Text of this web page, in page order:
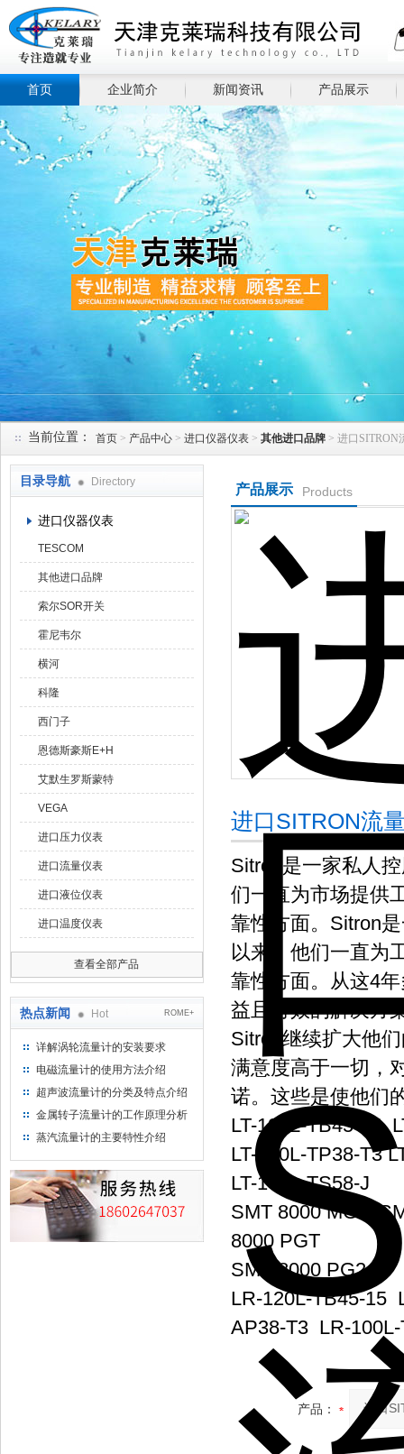
首页 企业简介 新闻资讯 产品展示
当前位置： 首页 > 产品中心 > 进口仪器仪表 > 其他进口品牌 > 进口SITRON
目录导航 Directory
进口仪器仪表
TESCOM
其他进口品牌
索尔SOR开关
霍尼韦尔
横河
科隆
西门子
恩德斯豪斯E+H
艾默生罗斯蒙特
VEGA
进口压力仪表
进口流量仪表
进口液位仪表
进口温度仪表
查看全部产品
热点新闻 Hot ROME+
详解涡轮流量计的安装要求
电磁流量计的使用方法介绍
超声波流量计的分类及特点介绍
金属转子流量计的工作原理分析
蒸汽流量计的主要特性介绍
产品展示 Products
进口SITRON流
Sitron是一家私人
们一直为市场提供
靠性方面。Sitron
以来，他们一直为
靠性方面。从这4
益且有效的解决方
Sitron继续扩大他
满意度高于一切，
诺。这些是使他们
LT-120L-TB45-15
LT-100L-TP38-T3
LT-100L-TS58-J
SMT 8000 MGJ
8000 PGT
SMT 8000 PG2,5
LR-120L-TB45-
AP38-T3 LR-
产品：